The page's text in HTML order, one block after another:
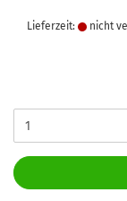
Lieferzeit: nicht